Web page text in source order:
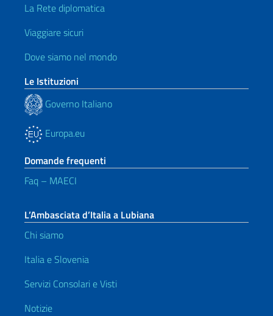
La Rete diplomatica
Viaggiare sicuri
Dove siamo nel mondo
Le Istituzioni
Governo Italiano
Europa.eu
Domande frequenti
Faq – MAECI
L’Ambasciata d’Italia a Lubiana
Chi siamo
Italia e Slovenia
Servizi Consolari e Visti
Notizie